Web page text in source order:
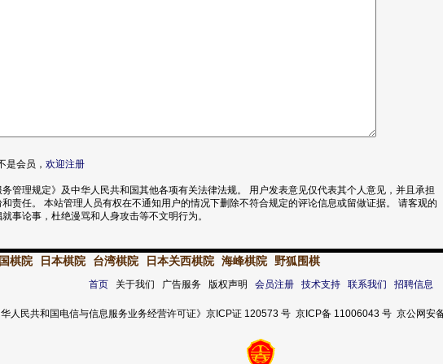
是会员， 欢迎注册
管理规定》及中华人民共和国其他各项有关法律法规。 用户发表意见仅代表其个人意见，并且承担
责任。 本站管理人员有权在不通知用户的情况下删除不符合规定的评论信息或留做证据。 请客观的
事论事，杜绝漫骂和人身攻击等不文明行为。
棋院 日本棋院 台湾棋院 日本关西棋院 海峰棋院 野狐围棋
首页关于我们 广告服务 版权声明 会员注册 技术支持 联系我们 招聘信息
华人民共和国电信与信息服务业务经营许可证》京ICP证 120573 号 京ICP备 11006043 号 京公网安